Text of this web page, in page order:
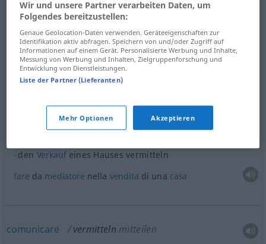
procurare vermitteln verschaffen
Beispiele
qn incomunicazione con unaditta
den Verkaufeines Hauses vermitteln
fare da mediatore nella vendita di una casa
comunicare vermitteln mitteilen
Wir und unsere Partner verarbeiten Daten, um
Folgendes bereitzustellen:
Genaue Geolocation-Daten verwenden. Geräteeigenschaften zur
Identifikation aktiv abfragen. Speichern von und/oder Zugriff auf
Informationen auf einem Gerät. Personalisierte Werbung und Inhalte,
Messung von Werbung und Inhalten, Zielgruppenforschung und
Entwicklung von Dienstleistungen.
Liste der Partner (Lieferanten)
Mehr Optionen Akzeptieren